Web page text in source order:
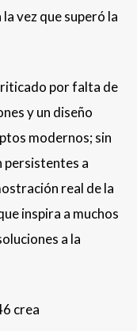
vez que superó la
por falta de
y un diseño
modernos; sin
persistentes a
real de la
inspira a muchos
a la
crea